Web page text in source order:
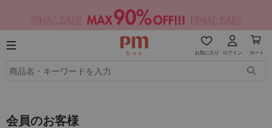
お気に入り ログイン カート
会員のお客様